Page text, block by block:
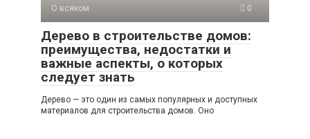
О всяком 0
Дерево в строительстве домов:
преимущества, недостатки и
важные аспекты, о которых
следует знать
Дерево — это один из самых популярных и доступных
материалов для строительства домов. Оно